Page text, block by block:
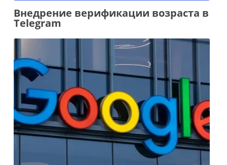
Внедрение верификации возраста в
Telegram